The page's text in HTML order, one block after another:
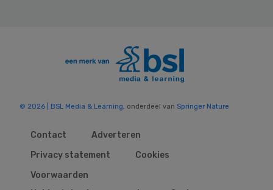
© 2026 | BSL Media & Learning, onderdeel van Springer Nature
Contact
Adverteren
Privacy statement
Cookies
Voorwaarden